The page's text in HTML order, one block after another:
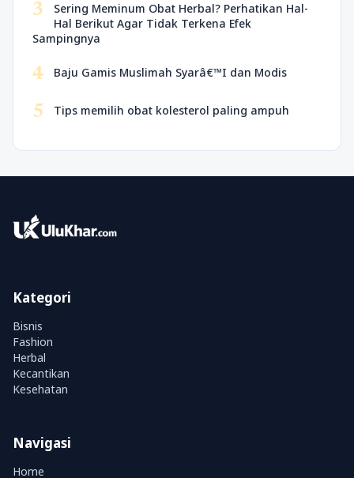
3
Sering Meminum Obat Herbal? Perhatikan Hal-
Hal Berikut Agar Tidak Terkena Efek
Sampingnya
4 Baju Gamis Muslimah Syarâ€™I dan Modis
5 Tips memilih obat kolesterol paling ampuh
Kategori
Bisnis
Fashion
Herbal
Kecantikan
Kesehatan
Navigasi
Home